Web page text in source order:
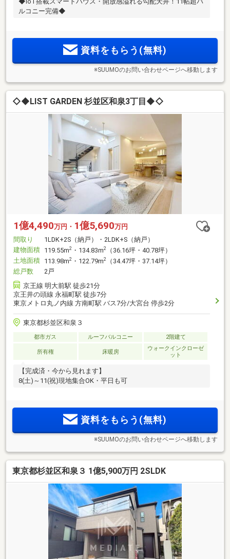
ルコニー完備◆
資料をもらう(無料)
※SUUMOのお問い合わせページへ移動します
◇◆LIST GARDEN 杉並区和泉3丁目◆◇
1億4,490万円・ 1億5,690万円
間取り
1LDK+2S（納戸）・2LDK+S（納戸）
建物面積 119.55m2 ・134.83m2
（36.16坪・40.78坪）
土地面積 113.98m2 ・122.79m2
（34.47坪・37.14坪）
総戸数
2戸
京王線 明大前駅 徒歩21分
京王井の頭線 永福町駅 徒歩7分
東京メトロ丸ノ内線 方南町駅 バス7分/大宮台 停歩2分
東京都杉並区和泉３
都市ガス ルーフバルコニー 2階建て
所有権 床暖房
ウォークインクローゼ
ット
【完成済・今から見れます】
8(土)～11(祝)現地集合OK・平日も可
資料をもらう(無料)
※SUUMOのお問い合わせページへ移動します
東京都杉並区和泉３ 1億5,900万円 2SLDK